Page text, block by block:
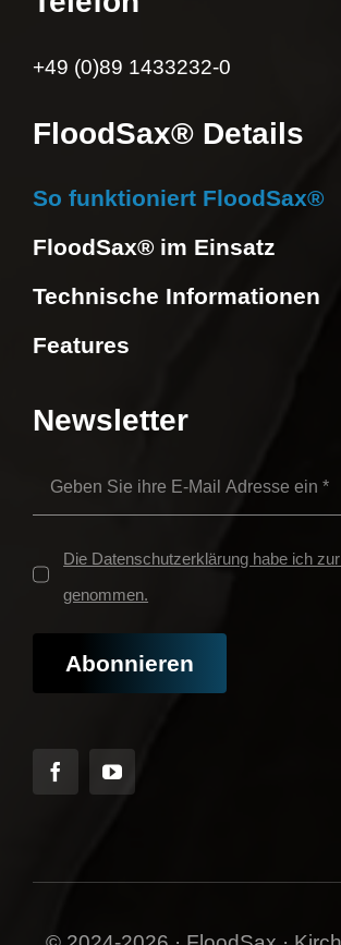
+49 (0)89 1433232-0
FloodSax® Details
So funktioniert FloodSax®
FloodSax® im Einsatz
Technische Informationen
Features
Newsletter
Die Datenschutzerklärung habe ich
genommen.
Abonnieren